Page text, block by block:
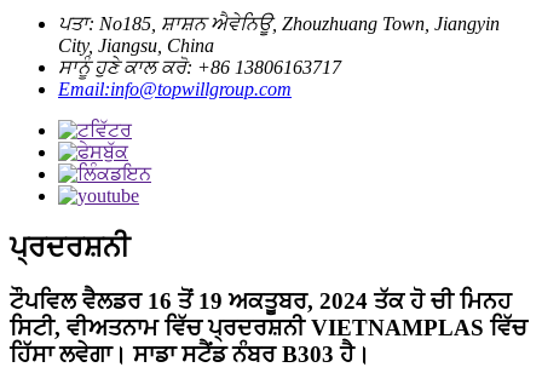
ਪਤਾ: No185, ਸ਼ਾਸ਼ਨ ਐਵੇਨਿਊ, Zhouzhuang Town, Jiangyin
City, Jiangsu, China
ਸਾਨੂੰ ਹੁਣੇ ਕਾਲ ਕਰੋ: +86 13806163717
Email:info@topwillgroup.com
ਪ੍ਰਦਰਸ਼ਨੀ
ਟੌਪਵਿਲ ਵੈਲਡਰ 16 ਤੋਂ 19 ਅਕਤੂਬਰ, 2024 ਤੱਕ ਹੋ ਚੀ ਮਿਨਹ
ਸਿਟੀ, ਵੀਅਤਨਾਮ ਵਿੱਚ ਪ੍ਰਦਰਸ਼ਨੀ VIETNAMPLAS ਵਿੱਚ
ਹਿੱਸਾ ਲਵੇਗਾ। ਸਾਡਾ ਸਟੈਂਡ ਨੰਬਰ B303 ਹੈ।